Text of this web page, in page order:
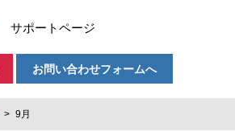
サポートページ
お問い合わせフォームへ
9月